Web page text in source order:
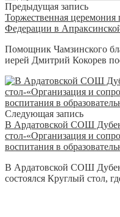
Предыдущая запись
Торжественная церемония
Федерации в
Помощник Чамзинского
иерей Дмитрий Кокорев
Следующая запись
В Ардатовской СОШ
стол-«Организация и
воспитания в
В Ардатовской СОШ
состоялся Круглый стол,